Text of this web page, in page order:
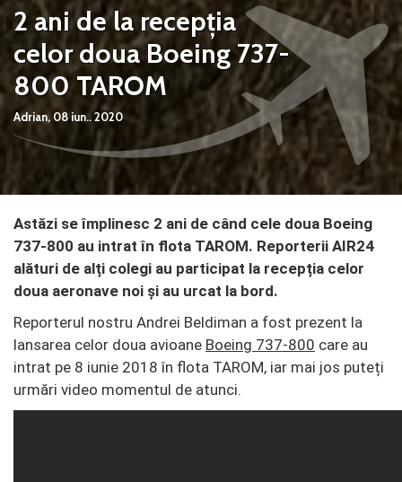
2 ani de la recepția
celor doua Boeing 737-
800 TAROM
Adrian, 08 iun.. 2020
Astăzi se împlinesc 2 ani de când cele doua Boeing
737-800 au intrat în flota TAROM. Reporterii AIR24
alături de alți colegi au participat la recepția celor
doua aeronave noi și au urcat la bord.
Reporterul nostru Andrei Beldiman a fost prezent la
lansarea celor doua avioane Boeing 737-800 care au
intrat pe 8 iunie 2018 în flota TAROM, iar mai jos puteți
urmări video momentul de atunci.